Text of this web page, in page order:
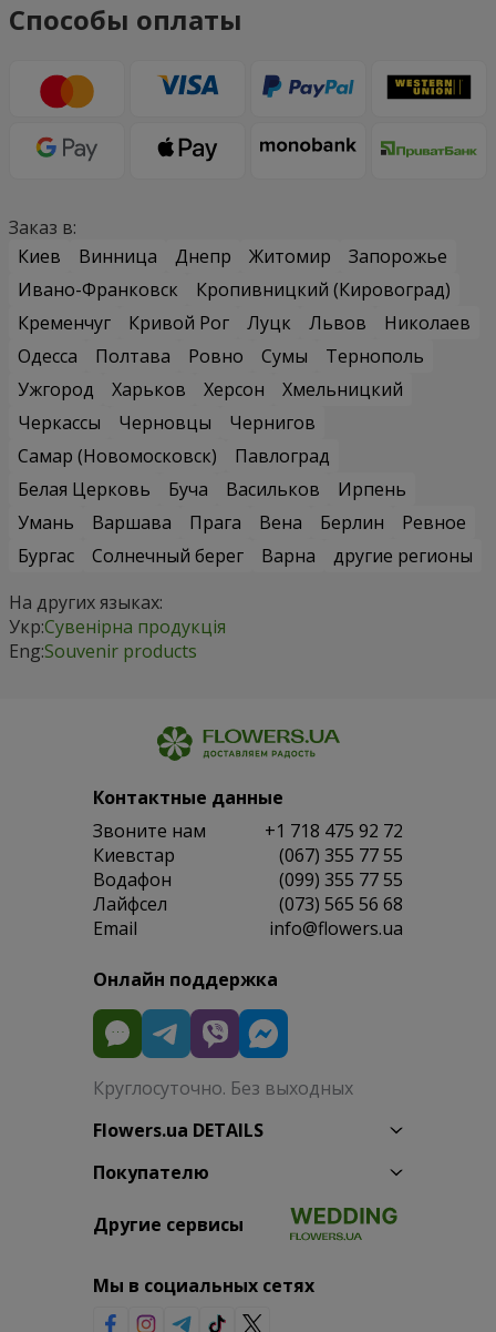
Способы оплаты
Заказ в:
Киев
Винница Днепр Житомир
Запорожье
Ивано-Франковск
Кропивницкий (Кировоград)
Кременчуг
Кривой Рог Луцк Львов
Николаев
Одесса
Полтава Ровно Сумы
Тернополь
Ужгород
Харьков Херсон
Хмельницкий
Черкассы
Черновцы
Чернигов
Самар (Новомосковск)
Павлоград
Белая Церковь
Буча Васильков
Ирпень
Умань
Варшава Прага Вена Берлин
Ревное
Бургас
Солнечный берег Варна
другие регионы
На других языках:
Укр:Сувенірна продукція
Eng:Souvenir products
Контактные данные
Звоните нам
+1 718 475 92 72
Киевстар
(067) 355 77 55
Водафон
(099) 355 77 55
Лайфсел
(073) 565 56 68
Email
info@flowers.ua
Онлайн поддержка
Круглосуточно. Без выходных
Flowers.ua DETAILS
Покупателю
Другие сервисы
Мы в социальных сетях